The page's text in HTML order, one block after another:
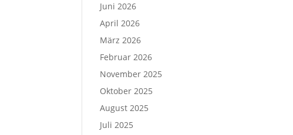
Juni 2026
April 2026
März 2026
Februar 2026
November 2025
Oktober 2025
August 2025
Juli 2025